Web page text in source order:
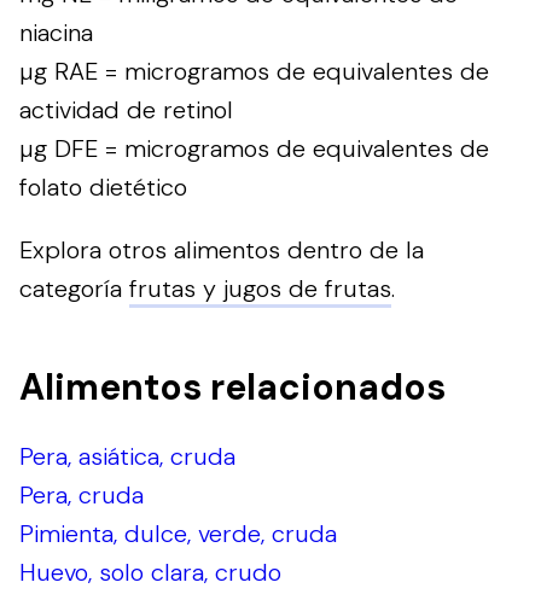
niacina
µg RAE = microgramos de equivalentes de
actividad de retinol
µg DFE = microgramos de equivalentes de
folato dietético
Explora otros alimentos dentro de la
categoría frutas y jugos de frutas.
Alimentos relacionados
Pera, asiática, cruda
Pera, cruda
Pimienta, dulce, verde, cruda
Huevo, solo clara, crudo